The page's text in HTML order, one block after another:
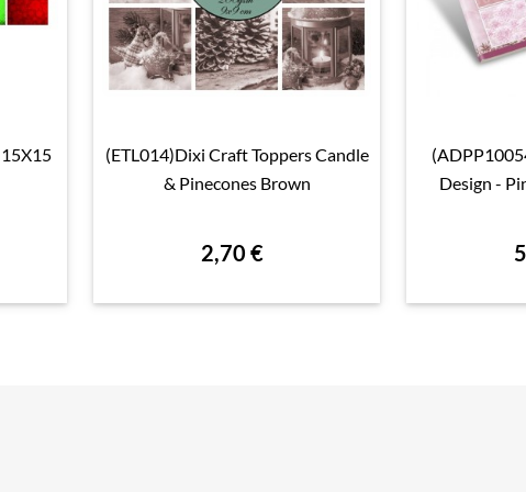
 Aperçu rapide
(ETL014)Dixi Craft Toppers Candle
& Pinecones Brown
2,70 €

Design -